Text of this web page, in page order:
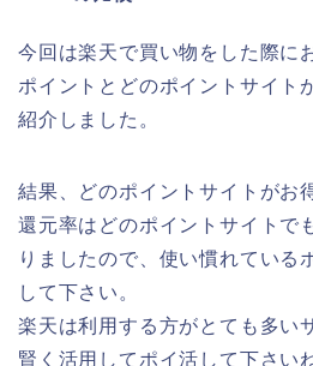
今回は楽天で買い物をした際に
ポイントとどのポイントサイト
紹介しました。
結果、どのポイントサイトがお
還元率はどのポイントサイトで
りましたので、使い慣れている
して下さい。
楽天は利用する方がとても多い
賢く活用してポイ活して下さい